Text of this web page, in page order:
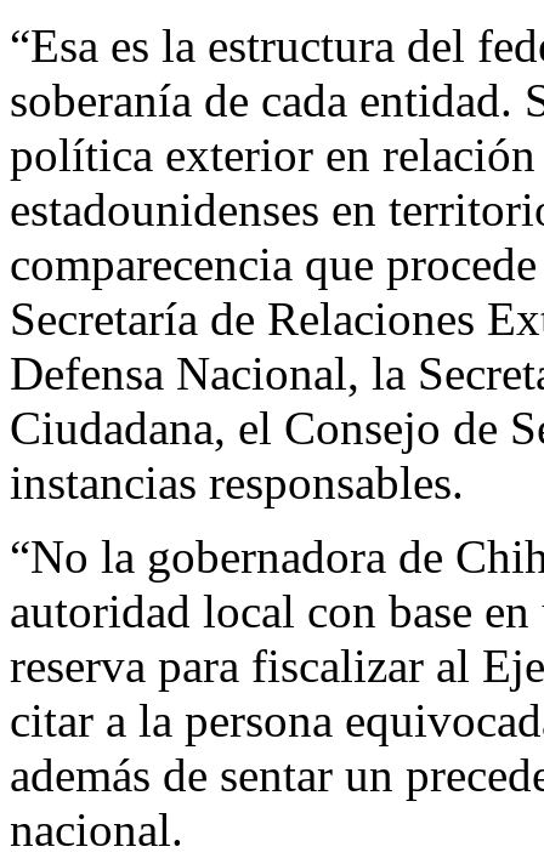
“Esa es la estructura del
soberanía de cada entidad.
política exterior en relación
estadounidenses en
comparecencia que
Secretaría de Relaciones
Defensa Nacional, la
Ciudadana, el Consejo de
instancias responsables.
“No la gobernadora de
autoridad local con base
reserva para fiscalizar al
citar a la persona
además de sentar un
nacional.